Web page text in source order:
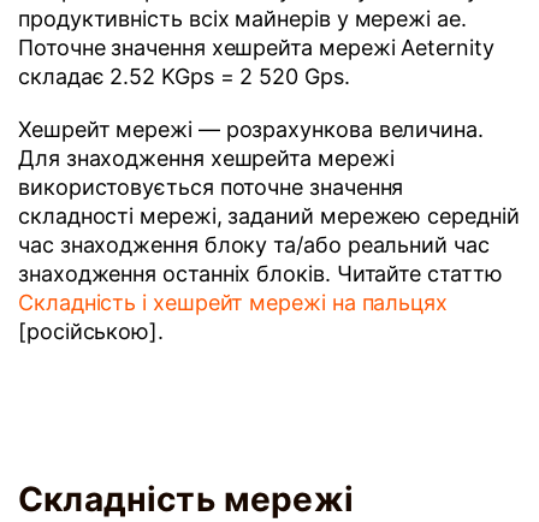
продуктивність всіх майнерів у мережі ae.
Поточне значення хешрейта мережі Aeternity
складає 2.52 KGps = 2 520 Gps.
Хешрейт мережі — розрахункова величина.
Для знаходження хешрейта мережі
використовується поточне значення
складності мережі, заданий мережею середній
час знаходження блоку та/або реальний час
знаходження останніх блоків. Читайте статтю
Складність і хешрейт мережі на пальцях
[російською].
Складність мережі